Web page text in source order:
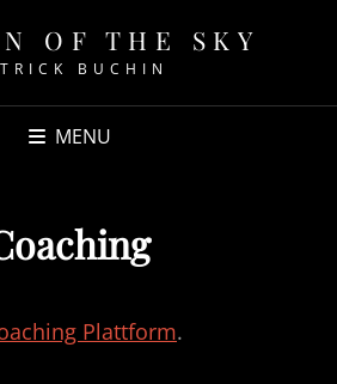
OF THE SKY
BUCHIN
MENU
Plattform.